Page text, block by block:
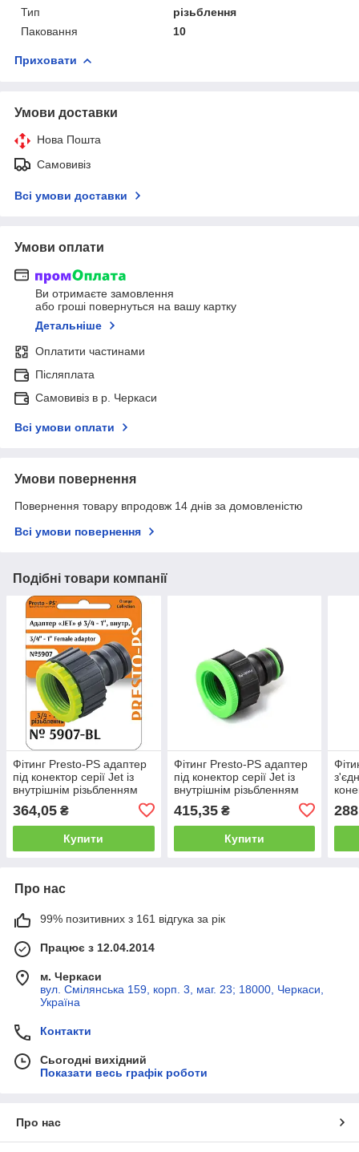
Тип
різьблення
Паковання
10
Приховати
Умови доставки
Нова Пошта
Самовивіз
Всі умови доставки
Умови оплати
Ви отримаєте замовлення
або гроші повернуться на вашу картку
Детальніше
Оплатити частинами
Післяплата
Самовивіз в р. Черкаси
Всі умови оплати
Умови повернення
Повернення товару впродовж 14 днів за домовленістю
Всі умови повернення
Подібні товари компанії
Фітинг Presto-PS адаптер
під конектор серії Jet із
внутрішнім різьбленням
10 шт. (5907-BL)
364,05 ₴
Купити
Фітинг Presto-PS адаптер
під конектор серії Jet із
внутрішнім різьбленням
3/4-1 дюйм, в упаковці -
10 шт.
415,35₴
Купити
Про нас
99% позитивних з 161 відгука за рік
Працює з 12.04.2014
м. Черкаси
вул. Смілянська 159, корп. 3, маг. 23; 18000, Черкаси,
Україна
Контакти
Сьогодні вихідний
Показати весь графік роботи
Про нас